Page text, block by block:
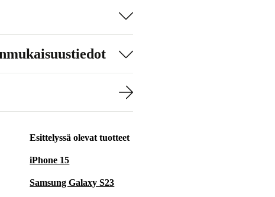
Esittelyssä olevat tuotteet
iPhone 15
Samsung Galaxy S23